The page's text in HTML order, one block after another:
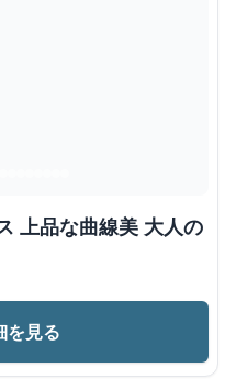
上品な曲線美 大人の
を見る